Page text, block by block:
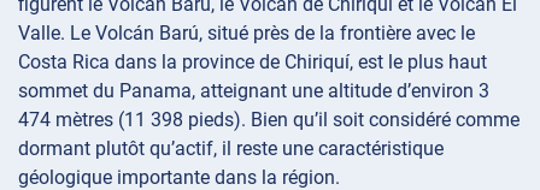
Valle. Le Volcán Barú, situé près de la frontière avec le
Costa Rica dans la province de Chiriquí, est le plus haut
sommet du Panama, atteignant une altitude d’environ 3
474 mètres (11 398 pieds). Bien qu’il soit considéré comme
dormant plutôt qu’actif, il reste une caractéristique
géologique importante dans la région.